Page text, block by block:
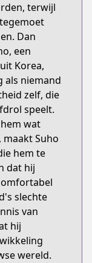
terwijl
Dan
een
Korea,
als niemand
zelf, die
speelt.
wat
Suho
hem te
dat hij
slechte
van
hij
wereld.